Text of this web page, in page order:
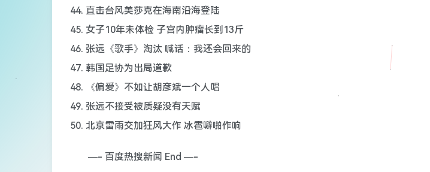
44. 直击台风美莎克在海南沿海登陆
45. 女子10年未体检 子宫内肿瘤长到13斤
46. 张远《歌手》淘汰 喊话：我还会回来的
47. 韩国足协为出局道歉
48. 《偏爱》不如让胡彦斌一个人唱
49. 张远不接受被质疑没有天赋
50. 北京雷雨交加狂风大作 冰雹噼啪作响
—- 百度热搜新闻 End —-